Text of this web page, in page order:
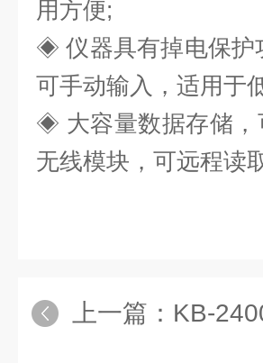
用方便;
◈ 仪器具有掉电保护
可手动输入，适用于
◈ 大容量数据存储，
无线模块，可远程读
上一篇： KB-